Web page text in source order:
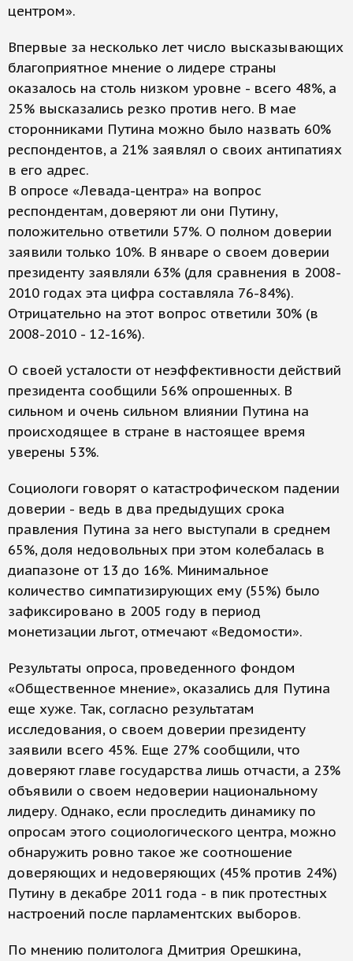
центром».
Впервые за несколько лет число высказывающих
благоприятное мнение о лидере страны
оказалось на столь низком уровне - всего 48%, а
25% высказались резко против него. В мае
сторонниками Путина можно было назвать 60%
респондентов, а 21% заявлял о своих антипатиях
в его адрес.
В опросе «Левада-центра» на вопрос
респондентам, доверяют ли они Путину,
положительно ответили 57%. О полном доверии
заявили только 10%. В январе о своем доверии
президенту заявляли 63% (для сравнения в 2008-
2010 годах эта цифра составляла 76-84%).
Отрицательно на этот вопрос ответили 30% (в
2008-2010 - 12-16%).
О своей усталости от неэффективности действий
президента сообщили 56% опрошенных. В
сильном и очень сильном влиянии Путина на
происходящее в стране в настоящее время
уверены 53%.
Социологи говорят о катастрофическом падении
доверии - ведь в два предыдущих срока
правления Путина за него выступали в среднем
65%, доля недовольных при этом колебалась в
диапазоне от 13 до 16%. Минимальное
количество симпатизирующих ему (55%) было
зафиксировано в 2005 году в период
монетизации льгот, отмечают «Ведомости».
Результаты опроса, проведенного фондом
«Общественное мнение», оказались для Путина
еще хуже. Так, согласно результатам
исследования, о своем доверии президенту
заявили всего 45%. Еще 27% сообщили, что
доверяют главе государства лишь отчасти, а 23%
объявили о своем недоверии национальному
лидеру. Однако, если проследить динамику по
опросам этого социологического центра, можно
обнаружить ровно такое же соотношение
доверяющих и недоверяющих (45% против 24%)
Путину в декабре 2011 года - в пик протестных
настроений после парламентских выборов.
По мнению политолога Дмитрия Орешкина,